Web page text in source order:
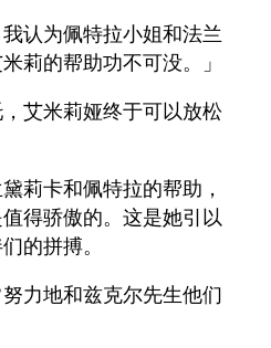
我认为佩特拉小姐和法兰
莉的帮助功不可没。」
艾米莉娅终于可以放松
莉卡和佩特拉的帮助，
得骄傲的。这是她引以
的拼搏。
努力地和兹克尔先生他们